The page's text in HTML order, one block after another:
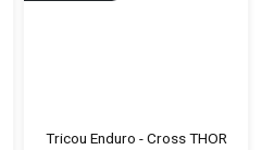
Tricou Enduro - Cross THOR